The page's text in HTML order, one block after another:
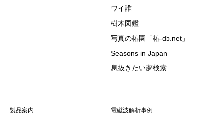
ワイ誰
樹木図鑑
写真の椿園「椿-db.net」
Seasons in Japan
息抜きたい夢検索
製品案内 電磁波解析事例